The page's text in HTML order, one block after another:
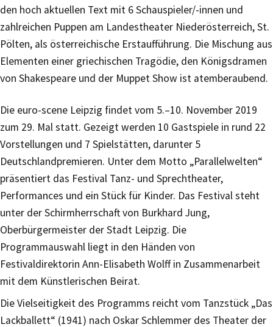
den hoch aktuellen Text mit 6 Schauspieler/-innen und
zahlreichen Puppen am Landestheater Niederösterreich, St.
Pölten, als österreichische Erstaufführung. Die Mischung aus
Elementen einer griechischen Tragödie, den Königsdramen
von Shakespeare und der Muppet Show ist atemberaubend.
Die euro-scene Leipzig findet vom 5.–10. November 2019
zum 29. Mal statt. Gezeigt werden 10 Gastspiele in rund 22
Vorstellungen und 7 Spielstätten, darunter 5
Deutschlandpremieren. Unter dem Motto „Parallelwelten“
präsentiert das Festival Tanz- und Sprechtheater,
Performances und ein Stück für Kinder. Das Festival steht
unter der Schirmherrschaft von Burkhard Jung,
Oberbürgermeister der Stadt Leipzig. Die
Programmauswahl liegt in den Händen von
Festivaldirektorin Ann-Elisabeth Wolff in Zusammenarbeit
mit dem Künstlerischen Beirat.
Die Vielseitigkeit des Programms reicht vom Tanzstück „Das
Lackballett“ (1941) nach Oskar Schlemmer des Theater der